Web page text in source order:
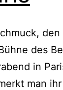
den
des
in
man